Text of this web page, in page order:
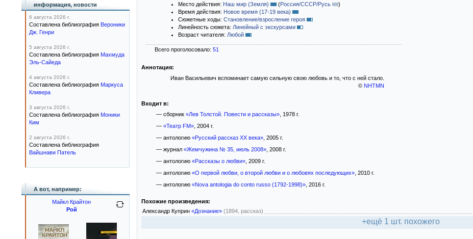
Место действия: Наш мир (Земля) (Россия/СССР/Русь
)
Время действия: Новое время (17-19 века)
Сюжетные ходы: Становление/взросление героя
Линейность сюжета: Линейный с экскурсами
Возраст читателя: Любой
Всего проголосовало: 51
Аннотация:
Иван Васильевич вспоминает самую сильную свою любовь и то, что с ней стало.
© NHTMN
Входит в:
— сборник «Лев Толстой. Повести и рассказы», 1978 г.
— «Театр FM», 2004 г.
— антологию «Русский рассказ XX века», 2005 г.
— журнал «Жемчужина № 35, июль 2008», 2008 г.
— антологию «Рассказы о любви», 2009 г.
— антологию «О первой любви, о второй любви и о любовях последующих», 2010 г.
— антологию «Nova antologia do conto russo (1792-1998)», 2016 г.
Похожие произведения:
Александр Куприн «Дознание» (1894, рассказ)
+ещё 1 шт. похожего
информация, новости
6 августа 2026 г.
Составлена библиография Вероники
Дж. Генри
5 августа 2026 г.
Составлена библиография Махмуда
Эль-Сайеда
4 августа 2026 г.
Составлена библиография Маркуса
Кливера
3 августа 2026 г.
Составлена библиография Моники
Ким
2 августа 2026 г.
Составлена библиография
Вайшнави Патель
А вот, например:
Майкл Крайтон
Рой